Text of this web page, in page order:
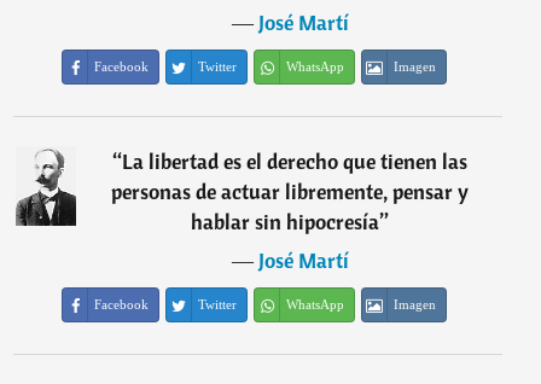
―José Martí
Facebook Twitter WhatsApp Imagen
“La libertad es el derecho que tienen las
personas de actuar libremente, pensar y
hablar sin hipocresía”
―José Martí
Facebook Twitter WhatsApp Imagen